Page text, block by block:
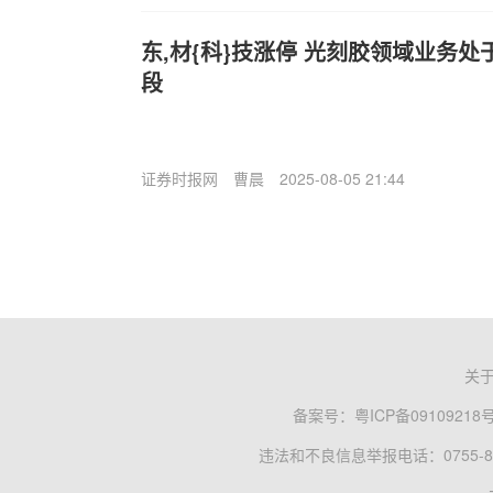
东,材{科}技涨停 光刻胶领域业务处
段
证券时报网 曹晨 2025-08-05 21:44
关
备案号： 粤ICP备09109218
违法和不良信息举报电话：0755-